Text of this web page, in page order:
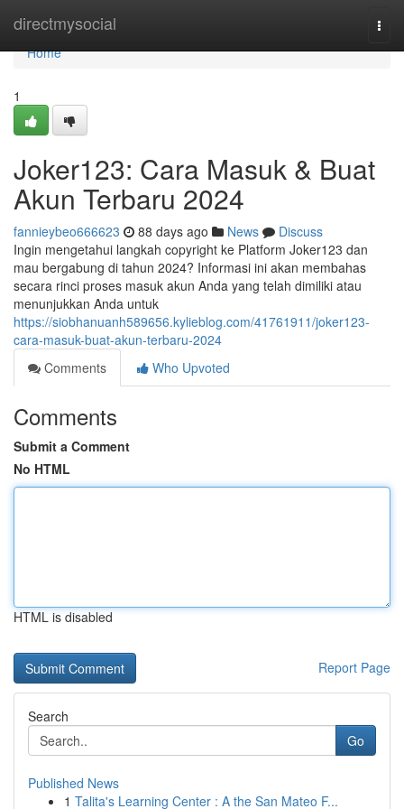
directmysocial
Home
Home
1
Joker123: Cara Masuk & Buat
Akun Terbaru 2024
fannieybeo666623 88 days ago News
Discuss
Ingin mengetahui langkah copyright ke Platform Joker123 dan
mau bergabung di tahun 2024? Informasi ini akan membahas
secara rinci proses masuk akun Anda yang telah dimiliki atau
menunjukkan Anda untuk
https://siobhanuanh589656.kylieblog.com/41761911/joker123-
cara-masuk-buat-akun-terbaru-2024
Comments
Who Upvoted
Comments
Submit a Comment
No HTML
HTML is disabled
Report Page
Search
Go
Published News
1 Talita's Learning Center : A the San Mateo F...